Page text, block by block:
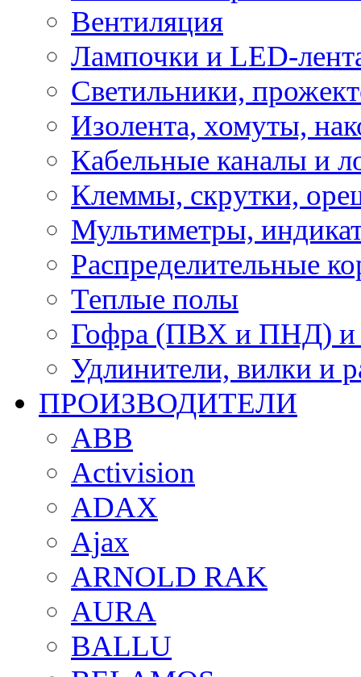
Вентиляция
Лампочки и LED-
Светильники,
Изолента, хомуты,
Кабельные каналы и
Клеммы, скрутки,
Мультиметры,
Распределительные
Теплые полы
Гофра (ПВХ и ПНД) и
Удлинители, вилки и
ПРОИЗВОДИТЕЛИ
ABB
Activision
ADAX
Ajax
ARNOLD RAK
AURA
BALLU